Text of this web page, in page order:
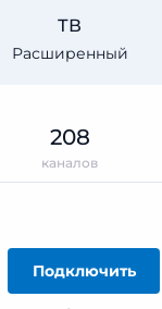
Расширенный
ТВ
Подключить
208
каналов